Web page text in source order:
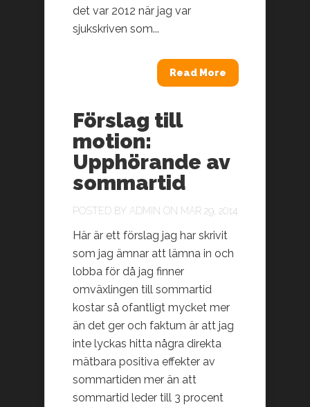
det var 2012 när jag var
sjukskriven som...
Read More
Förslag till
motion:
Upphörande av
sommartid
POSTED BY ADMIN ON MAR 29, 2014
Här är ett förslag jag har skrivit
som jag ämnar att lämna in och
lobba för då jag finner
omväxlingen till sommartid
kostar så ofantligt mycket mer
än det ger och faktum är att jag
inte lyckas hitta några direkta
mätbara positiva effekter av
sommartiden mer än att
sommartid leder till 3 procent